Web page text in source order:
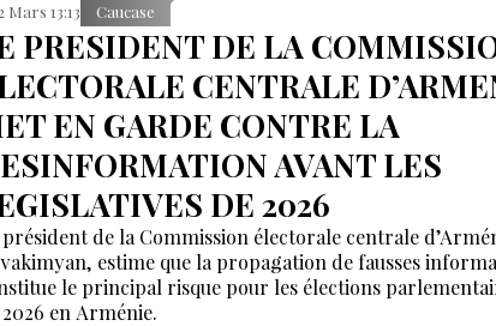
Mars 13:13 Caucase
PRESIDENT DE LA
CENTRALE
EN GARDE CONTRE LA
AVANT LES
DE 2026
de la Commission électorale centrale
estime que la propagation de fausses
le principal risque pour les élections
en Arménie.